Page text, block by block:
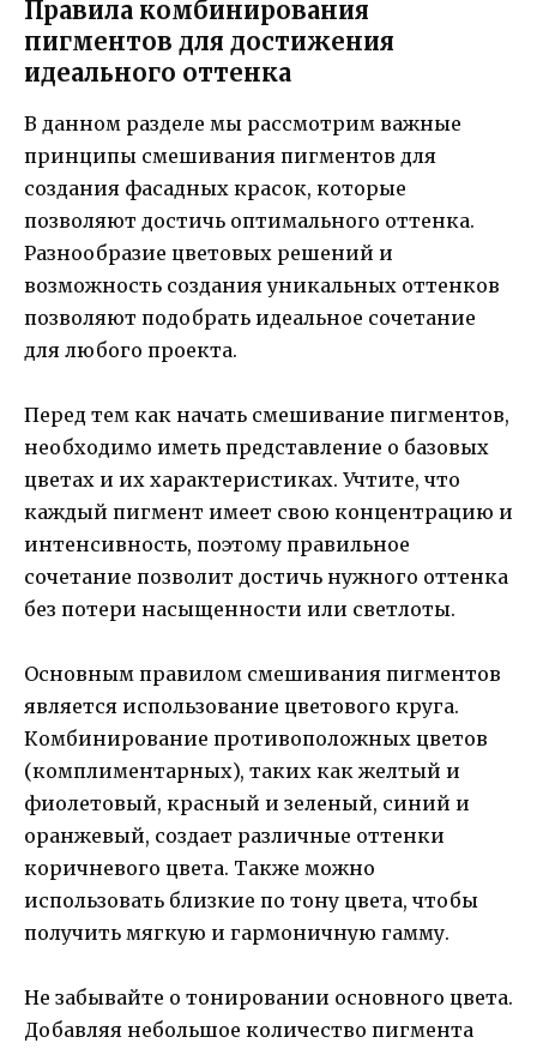
Правила комбинирования
пигментов для достижения
идеального оттенка
В данном разделе мы рассмотрим важные
принципы смешивания пигментов для
создания фасадных красок, которые
позволяют достичь оптимального оттенка.
Разнообразие цветовых решений и
возможность создания уникальных оттенков
позволяют подобрать идеальное сочетание
для любого проекта.
Перед тем как начать смешивание пигментов,
необходимо иметь представление о базовых
цветах и их характеристиках. Учтите, что
каждый пигмент имеет свою концентрацию и
интенсивность, поэтому правильное
сочетание позволит достичь нужного оттенка
без потери насыщенности или светлоты.
Основным правилом смешивания пигментов
является использование цветового круга.
Комбинирование противоположных цветов
(комплиментарных), таких как желтый и
фиолетовый, красный и зеленый, синий и
оранжевый, создает различные оттенки
коричневого цвета. Также можно
использовать близкие по тону цвета, чтобы
получить мягкую и гармоничную гамму.
Не забывайте о тонировании основного цвета.
Добавляя небольшое количество пигмента